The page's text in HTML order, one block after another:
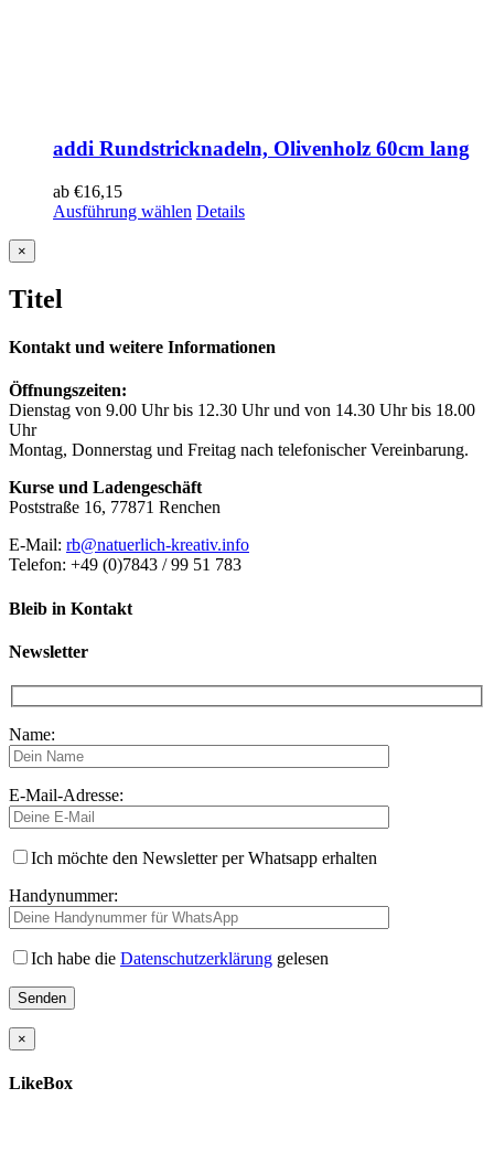
addi Rundstricknadeln, Olivenholz 60cm lang
ab €16,15
Ausführung wählen Details
Close
product
view
×
Titel
Kontakt und weitere Informationen
Öffnungszeiten:
Dienstag von 9.00 Uhr bis 12.30 Uhr und von 14.30 Uhr bis 18.00
Uhr
Montag, Donnerstag und Freitag nach telefonischer Vereinbarung.
Kurse und Ladengeschäft
Poststraße 16, 77871 Renchen
E-Mail: rb@natuerlich-kreativ.info
Telefon: +49 (0)7843 / 99 51 783
Bleib in Kontakt
Newsletter
Name:
E-Mail-Adresse:
Ich möchte den Newsletter per Whatsapp erhalten
Handynummer:
Ich habe die Datenschutzerklärung gelesen
×
LikeBox